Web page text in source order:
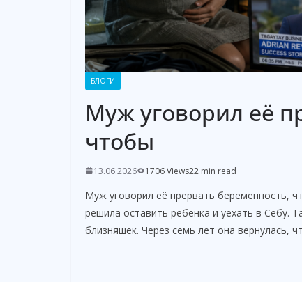
БЛОГИ
Муж уговорил её
чтобы
13.06.2026 1706 Views22 min read
Муж уговорил её прервать беременность,
решила оставить ребёнка и уехать в Себу.
близняшек. Через семь лет она вернулась,